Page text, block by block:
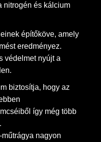
nitrogén és kálcium
építőköve, amely
eredményez.
védelmet nyújt a
biztosítja, hogy az
így még több
nagyon